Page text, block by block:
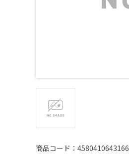
商品コード：4580410643166